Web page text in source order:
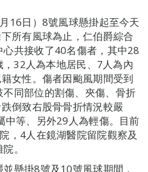
16日）8號風球懸掛起至今天
所有風球為止，仁伯爵綜合
共接收了40名傷者，其中28
32人為本地居民、7人為內
女性。傷者因颱風期間受到
同部位的割傷、夾傷、骨折
倒致右股骨骨折情況較嚴
中等、另外29人為輕傷。目前
，4人在鏡湖醫院留院觀察及
。
懸掛8號及10號風球期間，